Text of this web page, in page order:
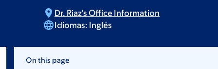
Dr. Riaz's Office Information
Idiomas: Inglés
On this page